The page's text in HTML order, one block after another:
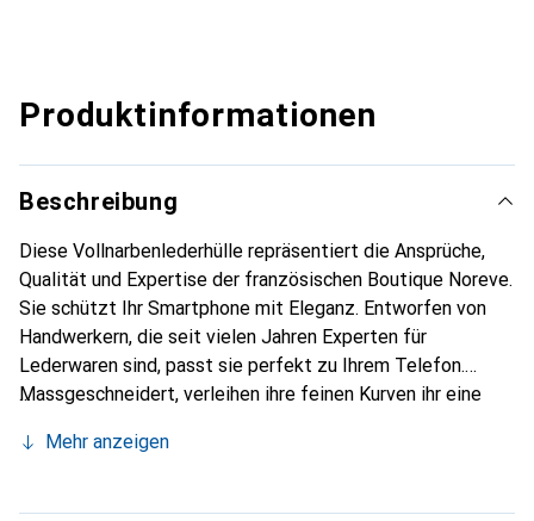
Produktinformationen
Beschreibung
Diese Vollnarbenlederhülle repräsentiert die Ansprüche,
Qualität und Expertise der französischen Boutique Noreve.
Sie schützt Ihr Smartphone mit Eleganz. Entworfen von
Handwerkern, die seit vielen Jahren Experten für
Lederwaren sind, passt sie perfekt zu Ihrem Telefon.
Massgeschneidert, verleihen ihre feinen Kurven ihr eine
unverzichtbaren Accessoire für Ihr Smartphone.
die Marke Noreve eine sichere Wahl für eine
Mehr anzeigen